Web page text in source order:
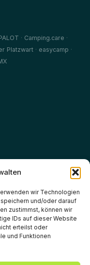
wir Technologien
und/oder darauf
zustimmst, können wir
IDs auf dieser Website
erteilst oder
und Funktionen
· Camping.care ·
Platzwart · easycamp ·